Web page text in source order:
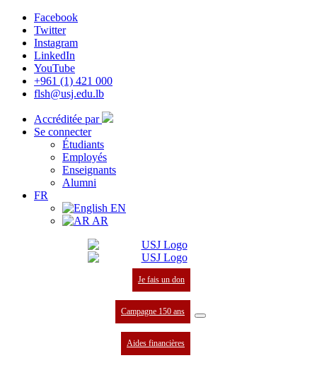
Facebook
Twitter
Instagram
LinkedIn
YouTube
+961 (1) 421 000
flsh@usj.edu.lb
Accréditée par
Se connecter
Étudiants
Employés
Enseignants
Alumni
FR
EN
AR
Je fais un don
Campagne 150 ans
Aides financières